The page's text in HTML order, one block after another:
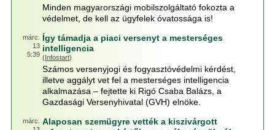
Minden magyarországi mobilszolgáltató fokozta a
védelmet, de kell az ügyfelek óvatossága is!
márc.
13
5:39
Így támadja a piaci versenyt a mesterséges
intelligencia
(Infostart)
Számos versenyjogi és fogyasztóvédelmi kérdést,
illetve aggályt vet fel a mesterséges intelligencia
alkalmazása – fejtette ki Rigó Csaba Balázs, a
Gazdasági Versenyhivatal (GVH) elnöke.
márc.
Alaposan szemügyre vették a kiszivárgott